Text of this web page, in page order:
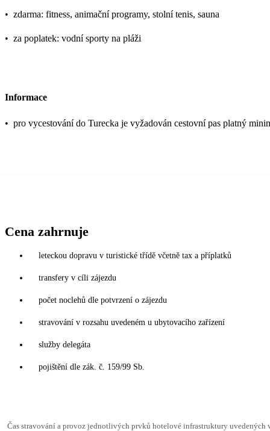
• zdarma: fitness, animační programy, stolní tenis, sauna
• za poplatek: vodní sporty na pláži
Informace
• pro vycestování do Turecka je vyžadován cestovní pas platný
Cena zahrnuje
leteckou dopravu v turistické třídě včetně tax a příplatků
transfery v cíli zájezdu
počet noclehů dle potvrzení o zájezdu
stravování v rozsahu uvedeném u ubytovacího zařízení
služby delegáta
pojištění dle zák. č. 159/99 Sb.
Čas stravování a provoz jednotlivých prvků hotelové infrastruktury uvedených